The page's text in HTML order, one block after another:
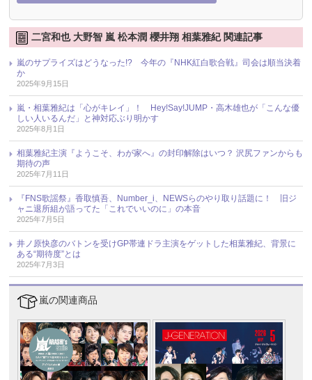
二宮和也 大野智 嵐 松本潤 櫻井翔 相葉雅紀 関連記事
嵐のサプライズはどうなった!? 今年の『NHK紅白歌合戦』司会は順当決着
か
2025年9月15日
嵐・相葉雅紀は「心がキレイ」！ Hey!Say!JUMP・高木雄也が「こんな優
しい人いるんだ」と神対応ぶり明かす
2025年8月1日
相葉雅紀主演『ようこそ、わが家へ』の封印解除はいつ？ 沢尻ファンからも
期待の声
2025年7月11日
『FNS歌謡祭』香取慎吾、Number_i、NEWSらのやり取り話題に！ 旧ジ
ャニ退所組が語ってた「これでいいのに」の本音
2025年7月5日
井ノ原快彦のバトンを受けGP帯連ドラ主演をゲットした相葉雅紀、背景に
ある“期待度”とは
2025年7月3日
嵐の関連商品